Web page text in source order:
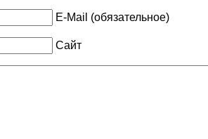
E-Mail (обязательное)
Сайт